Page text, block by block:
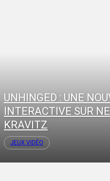
UNHINGED : UNE
INTERACTIVE SUR
KRAVITZ
JEUX VIDÉO